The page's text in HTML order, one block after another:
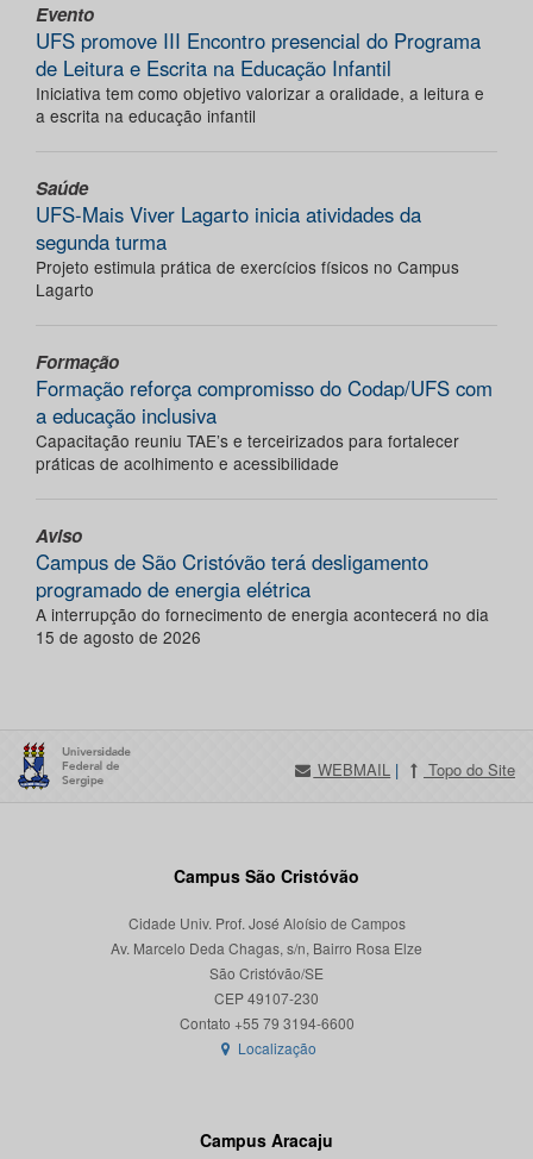
Evento
UFS promove III Encontro presencial do Programa
de Leitura e Escrita na Educação Infantil
Iniciativa tem como objetivo valorizar a oralidade, a leitura e
a escrita na educação infantil
Saúde
UFS-Mais Viver Lagarto inicia atividades da
segunda turma
Projeto estimula prática de exercícios físicos no Campus
Lagarto
Formação
Formação reforça compromisso do Codap/UFS com
a educação inclusiva
Capacitação reuniu TAE’s e terceirizados para fortalecer
práticas de acolhimento e acessibilidade
Aviso
Campus de São Cristóvão terá desligamento
programado de energia elétrica
A interrupção do fornecimento de energia acontecerá no dia
15 de agosto de 2026
WEBMAIL | Topo do Site
Campus São Cristóvão
Cidade Univ. Prof. José Aloísio de Campos
Av. Marcelo Deda Chagas, s/n, Bairro Rosa Elze
São Cristóvão/SE
CEP 49107-230
Localização
Campus Aracaju